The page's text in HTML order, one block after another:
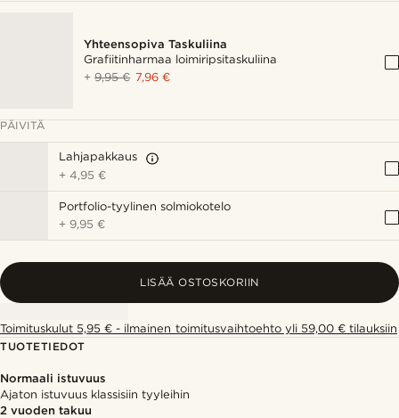
Yhteensopiva Taskuliina
Grafiitinharmaa loimiripsitaskuliina
+9,95 € 7,96 €
PÄIVITÄ
Lahjapakkaus
+4,95 €
Portfolio-tyylinen solmiokotelo
+ 9,95 €
LISÄÄ OSTOSKORIIN
Toimituskulut 5,95 € - ilmainen toimitusvaihtoehto yli 59,00 € tilauksiin
TUOTETIEDOT
Normaali istuvuus
Ajaton istuvuus klassisiin tyyleihin
2 vuoden takuu